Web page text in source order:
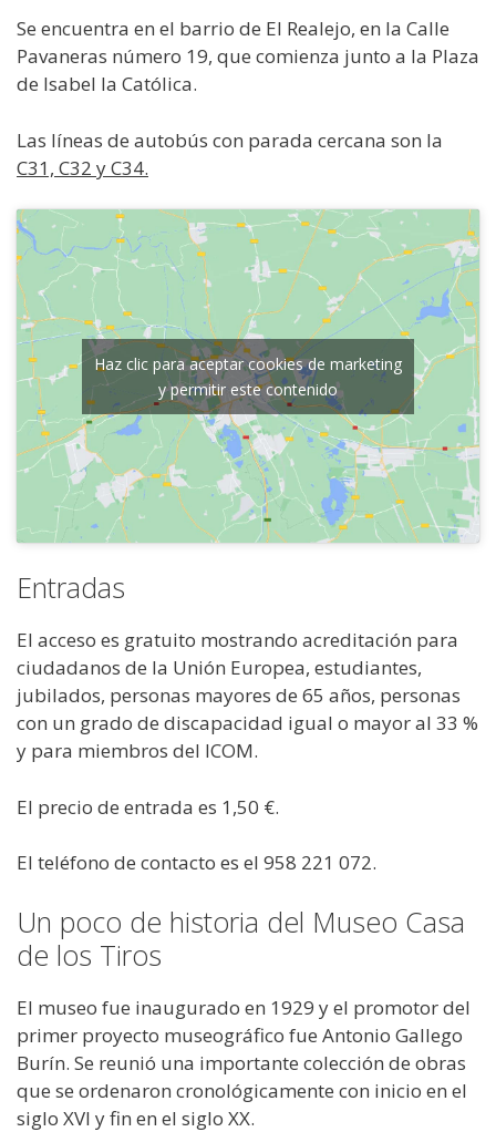
Se encuentra en el barrio de El Realejo, en la Calle
Pavaneras número 19, que comienza junto a la Plaza
de Isabel la Católica.
Las líneas de autobús con parada cercana son la
C31, C32 y C34.
Haz clic para aceptar cookies de marketing
y permitir este contenido
Entradas
El acceso es gratuito mostrando acreditación para
ciudadanos de la Unión Europea, estudiantes,
jubilados, personas mayores de 65 años, personas
con un grado de discapacidad igual o mayor al 33 %
y para miembros del ICOM.
El precio de entrada es 1,50 €.
El teléfono de contacto es el 958 221 072.
Un poco de historia del Museo Casa
de los Tiros
El museo fue inaugurado en 1929 y el promotor del
primer proyecto museográfico fue Antonio Gallego
Burín. Se reunió una importante colección de obras
que se ordenaron cronológicamente con inicio en el
siglo XVI y fin en el siglo XX.